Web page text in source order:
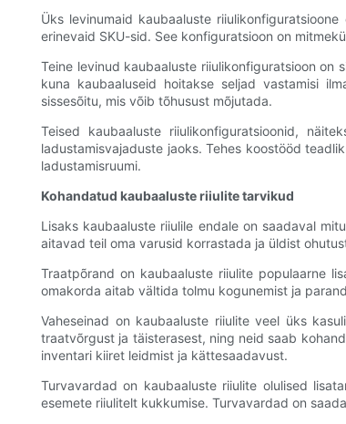
Üks levinumaid kaubaaluste
erinevaid SKU-sid. See konfiguratsioon on
Teine levinud kaubaaluste riiulikonfiguratsioon on
kuna kaubaaluseid hoitakse seljad vastamisi
sissesõitu, mis võib tõhusust mõjutada.
Teised kaubaaluste riiulikonfiguratsioonid,
ladustamisvajaduste jaoks. Tehes koostööd
ladustamisruumi.
Kohandatud kaubaaluste riiulite tarvikud
Lisaks kaubaaluste riiulile endale on saadaval
aitavad teil oma varusid korrastada ja üldist
Traatpõrand on kaubaaluste riiulite populaarne
omakorda aitab vältida tolmu kogunemist ja
Vaheseinad on kaubaaluste riiulite veel üks
traatvõrgust ja täisterasest, ning neid saab
inventari kiiret leidmist ja kättesaadavust.
Turvavardad on kaubaaluste riiulite olulised
esemete riiulitelt kukkumise. Turvavardad on